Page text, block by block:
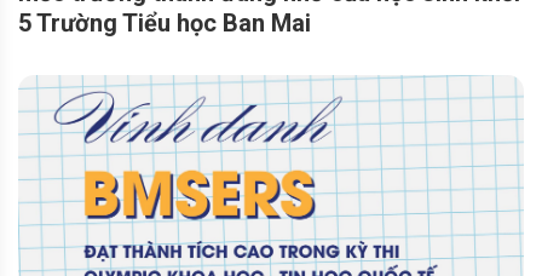
5 Trường Tiểu học Ban Mai